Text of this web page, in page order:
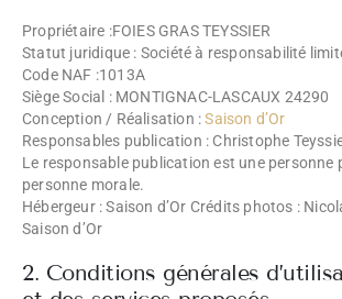
Propriétaire :FOIES GRAS TEYSSIER
Statut juridique : Société à responsabilité
Code NAF :1013A
Siège Social : MONTIGNAC-LASCAUX 24290
Conception / Réalisation :Saison d’Or
Responsables publication : Christophe
Le responsable publication est une personne
personne morale.
Hébergeur : Saison d’Or Crédits photos :
Saison d’Or
2. Conditions générales